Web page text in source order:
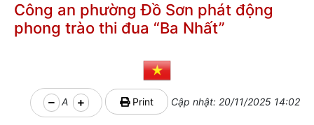
Công an phường Đồ Sơn phát động
phong trào thi đua “Ba Nhất”
A Print Cập nhật: 20/11/2025 14:02